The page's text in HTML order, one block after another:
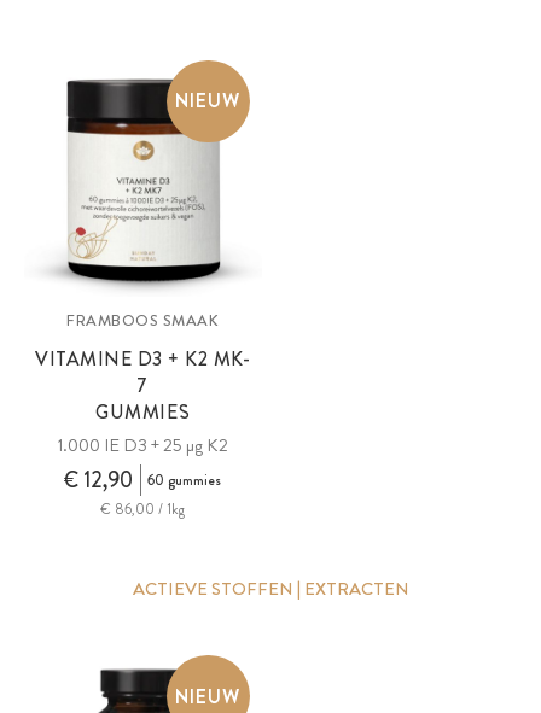
NIEUW
FRAMBOOS SMAAK
VITAMINE D3 + K2 MK-
7
GUMMIES
1.000 IE D3 + 25 µg K2
€ 12,90
60 gummies
€ 86,00 / 1kg
ACTIEVE STOFFEN | EXTRACTEN
NIEUW